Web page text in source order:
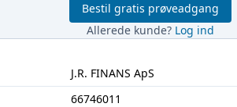
Bestil gratis prøveadgang
Allerede kunde? Log ind
J.R. FINANS ApS
66746011